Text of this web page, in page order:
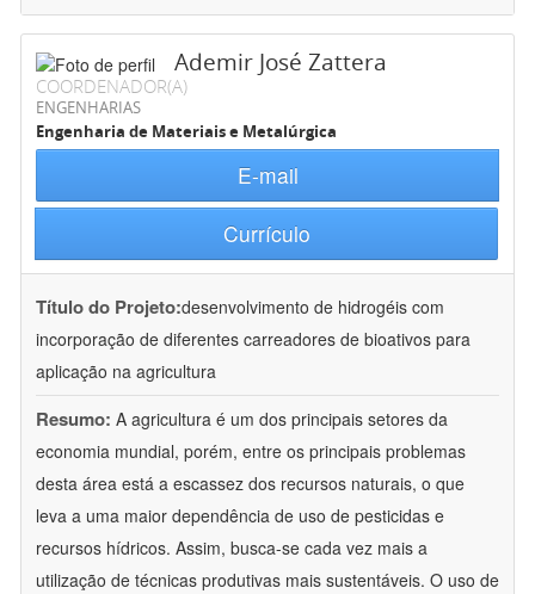
Ademir José Zattera
COORDENADOR(A)
ENGENHARIAS
Engenharia de Materiais e Metalúrgica
E-mail
Currículo
Título do Projeto:desenvolvimento de hidrogéis com
incorporação de diferentes carreadores de bioativos para
aplicação na agricultura
Resumo: A agricultura é um dos principais setores da
economia mundial, porém, entre os principais problemas
desta área está a escassez dos recursos naturais, o que
leva a uma maior dependência de uso de pesticidas e
recursos hídricos. Assim, busca-se cada vez mais a
utilização de técnicas produtivas mais sustentáveis. O uso de